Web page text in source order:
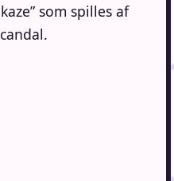
som spilles af